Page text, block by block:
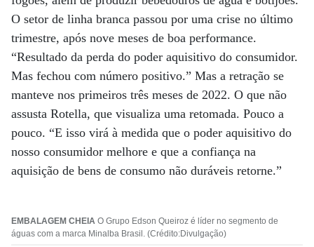
O setor de linha branca passou por uma crise no último
trimestre, após nove meses de boa performance.
“Resultado da perda do poder aquisitivo do consumidor.
Mas fechou com número positivo.” Mas a retração se
manteve nos primeiros três meses de 2022. O que não
assusta Rotella, que visualiza uma retomada. Pouco a
pouco. “E isso virá à medida que o poder aquisitivo do
nosso consumidor melhore e que a confiança na
aquisição de bens de consumo não duráveis retorne.”
EMBALAGEM CHEIA O Grupo Edson Queiroz é líder no segmento de
águas com a marca Minalba Brasil. (Crédito:Divulgação)